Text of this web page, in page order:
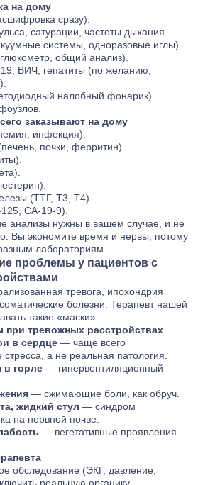
на дому
сразу).
сатурации, частоты дыхания.
системы, одноразовые иглы).
общий анализ).
ВИЧ, гепатиты (по желанию,
налобный фонарик).
заказывают на дому
инфекция).
почки, ферритин).
(ТТГ, Т3, Т4).
СА‑19‑9).
анализы нужны в вашем случае, и не
Вы экономите время и нервы, потому
лабораториям.
проблемы у пациентов с
тревога, ипохондрия
болезни. Терапевт нашей
такие «маски».
тревожных расстройствах
в сердце — чаще всего
а не реальная патология.
в горле — гипервентиляционный
— сжимающие боли, как обруч.
жидкий стул — синдром
на нервной почве.
— вегетативные проявления
обследование (ЭКГ, давление,